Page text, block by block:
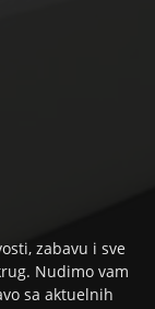
zabavu i sve
Nudimo vam
sa aktuelnih